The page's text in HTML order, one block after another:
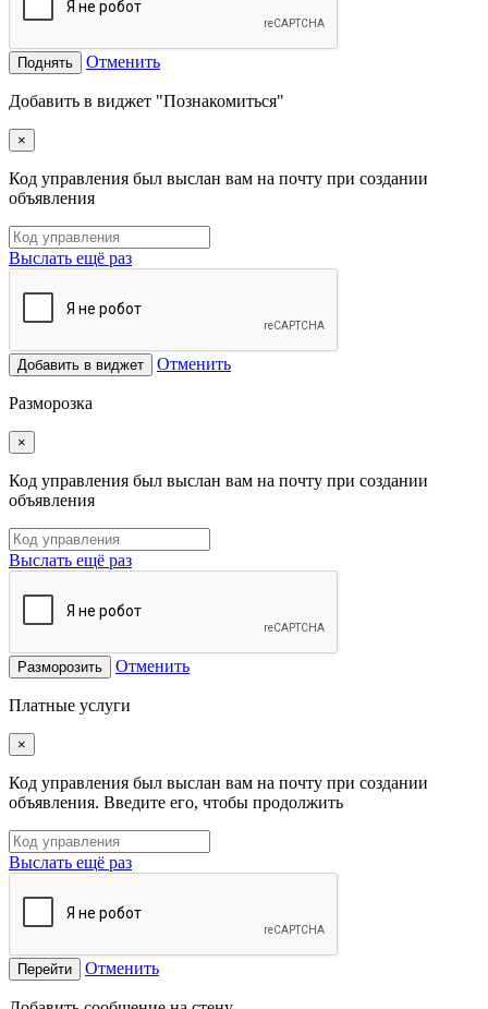
Поднять Отменить
Добавить в виджет "Познакомиться"
×
Код управления был выслан вам на почту при создании
объявления
Выслать ещё раз
Добавить в виджет Отменить
Разморозка
×
Код управления был выслан вам на почту при создании
объявления
Выслать ещё раз
Разморозить Отменить
Платные услуги
×
Код управления был выслан вам на почту при создании
объявления. Введите его, чтобы продолжить
Выслать ещё раз
Перейти Отменить